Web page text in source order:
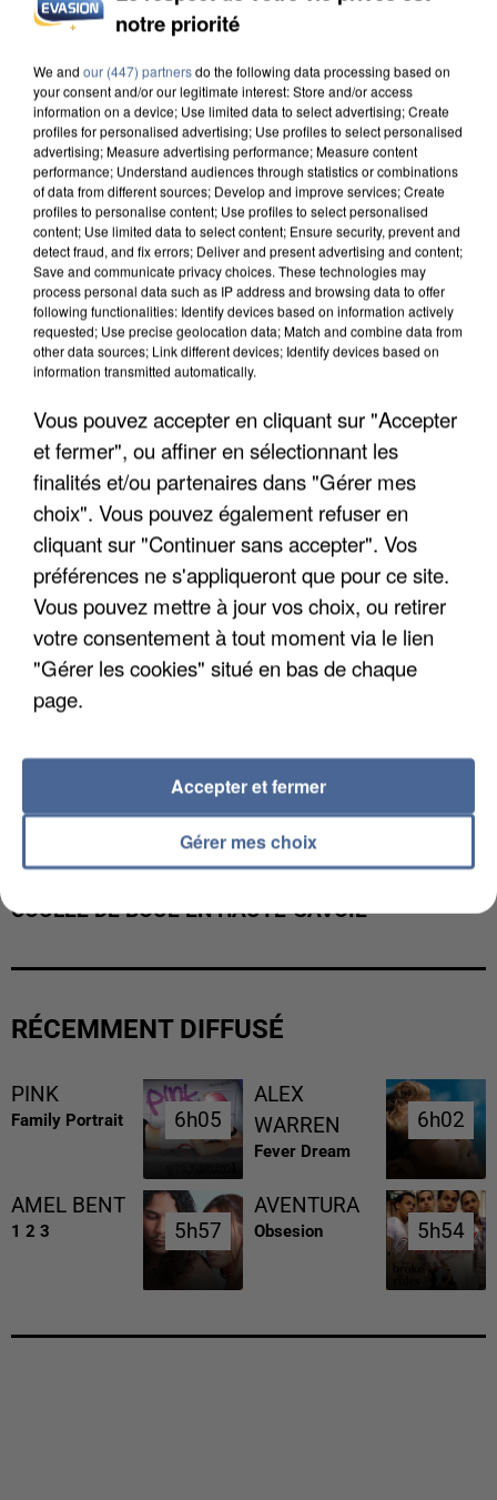
L’UN DES FONDATEURS SUPPOSÉS DE LA DZ
UN SECOND CADRE DE LA DZ MAFIA
INTERPELLÉ EN ALGÉRIE
COULÉE DE BOUE EN HAUTE-SAVOIE
RÉCEMMENT DIFFUSÉ
PINK
Family Portrait 6h05
6h05
ALEX
WARREN
Fever Dream
6h02
6h02
AMEL BENT
1 2 3 5h57
5h57
AVENTURA
Obsesion 5h54
5h54
notre priorité
We and our (447) partnersdo the following data processing based on
your consent and/or our legitimate interest: Store and/or access
information on a device; Use limited data to select advertising; Create
profiles for personalised advertising; Use profiles to select personalised
advertising; Measure advertising performance; Measure content
performance; Understand audiences through statistics or combinations
of data from different sources; Develop and improve services; Create
profiles to personalise content; Use profiles to select personalised
content; Use limited data to select content; Ensure security, prevent and
detect fraud, and fix errors; Deliver and present advertising and content;
Save and communicate privacy choices. These technologies may
process personal data such as IP address and browsing data to offer
following functionalities: Identify devices based on information actively
requested; Use precise geolocation data; Match and combine data from
other data sources; Link different devices; Identify devices based on
information transmitted automatically.
Vous pouvez accepter en cliquant sur "Accepter
et fermer", ou affiner en sélectionnant les
finalités et/ou partenaires dans "Gérer mes
choix". Vous pouvez également refuser en
cliquant sur "Continuer sans accepter". Vos
préférences ne s'appliqueront que pour ce site.
Vous pouvez mettre à jour vos choix, ou retirer
votre consentement à tout moment via le lien
"Gérer les cookies" situé en bas de chaque
page.
Gérer mes choix
Accepter et fermer